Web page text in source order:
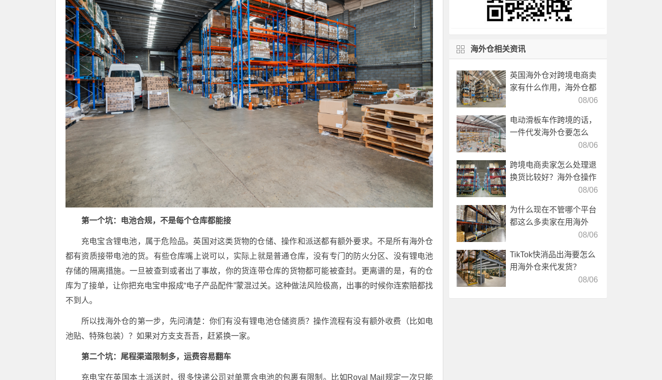
第一个坑：电池合规，不是每个仓库都能接
充电宝含锂电池，属于危险品。英国对这类货物的仓储、操作和派送都有额外要求。不是所有海外仓
都有资质接带电池的货。有些仓库嘴上说可以，实际上就是普通仓库，没有专门的防火分区、没有锂电池
存储的隔离措施。一旦被查到或者出了事故，你的货连带仓库的货物都可能被查封。更离谱的是，有的仓
库为了接单，让你把充电宝申报成“电子产品配件”蒙混过关。这种做法风险极高，出事的时候你连索赔都找
不到人。
所以找海外仓的第一步，先问清楚：你们有没有锂电池仓储资质？操作流程有没有额外收费（比如电
池贴、特殊包装）？如果对方支支吾吾，赶紧换一家。
第二个坑：尾程渠道限制多，运费容易翻车
充电宝在英国本土派送时，很多快递公司对单票含电池的包裹有限制。比如Royal Mail规定一次只能
海外仓相关资讯
英国海外仓对跨境电商卖
家有什么作用，海外仓都
08/06
电动滑板车作跨境的话，
一件代发海外仓要怎么
08/06
跨境电商卖家怎么处理退
换货比较好？海外仓操作
08/06
为什么现在不管哪个平台
都这么多卖家在用海外
08/06
TikTok快消品出海要怎么
用海外仓来代发货？
08/06